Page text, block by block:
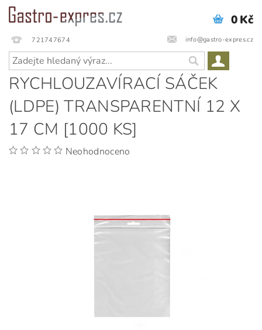
721747674 info@gastro-expres.cz
0 Kč
RYCHLOUZAVÍRACÍ SÁČEK
(LDPE) TRANSPARENTNÍ 12 X
17 CM [1000 KS]
Neohodnoceno